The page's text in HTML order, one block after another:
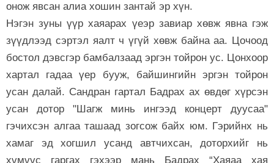
онож явсан алиа хошин зантай эр хүн.
Нэгэн зуны үүр хаяарах үеэр завиар хөвж явна гэж
зүүдлээд сэртэл яалт ч үгүй хөвж байна аа. Цочоод
бостол дэвсгэр бамбалзаад эргэн тойрон ус. Цонхоор
хартал гадаа үер бууж, байшингийн эргэн тойрон
усан далай. Сандран гартал Бадрах ах өвдөг хүрсэн
усан дотор "Шагж минь ингээд концерт дуусаа"
гэчихсэн алгаа ташаад зогсож байх юм. Гэрийнх нь
хамаг эд хогшил усанд автчихсан, доторхийг нь
хүмүүс гаргах гэхээр мань Бадрах “Хаяаа хая